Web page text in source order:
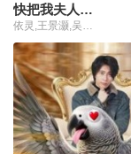
快把我夫人带走
依灵,王景灏,吴心洲,陈露茜,邓志浩,傅宏,孟醒,肥龙,阿宽,尹健